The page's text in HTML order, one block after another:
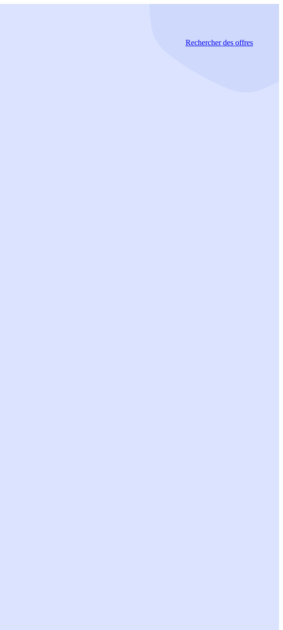
Rechercherdes offres